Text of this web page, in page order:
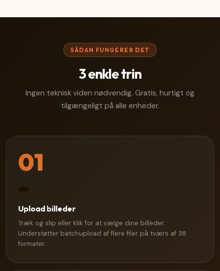
SÅDAN FUNGERER DET
3 enkle trin
Ingen teknisk viden nødvendig. Gratis, hurtigt og
tilgængeligt på alle enheder.
01
Upload billeder
Træk og slip eller klik for at vælge dine billeder.
Understøtter batchupload af flere filer på tværs af 38
formater.